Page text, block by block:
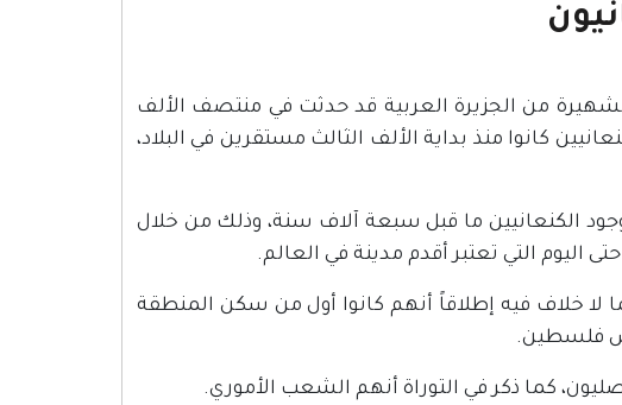
الشهيرة من الجزيرة العربية قد حدثت في منتصف الألف
كانوا منذ بداية الألف الثالث مستقرين في البلاد،
الكنعانيين ما قبل سبعة آلاف سنة، وذلك من خلال
اليوم التي تعتبر أقدم مدينة في العالم.
لا خلاف فيه إطلاقاً أنهم كانوا أول من سكن المنطقة
فلسطين.
كما ذكر في التوراة أنهم الشعب الأموري.